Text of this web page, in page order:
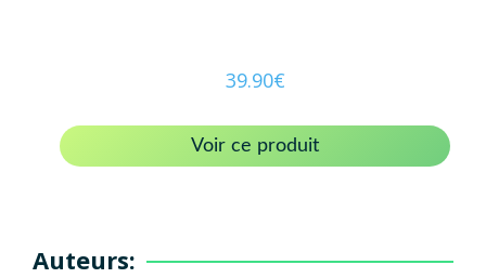
39.90€
Voir ce produit
Auteurs: